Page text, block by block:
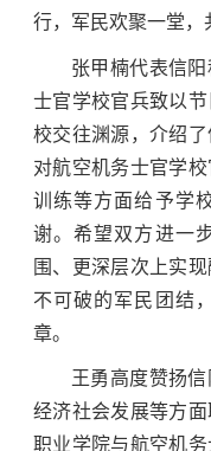
行，军民欢聚一堂，
张甲楠代表信
士官学校官兵致以
校交往渊源，介绍了
对航空机务士官学
训练等方面给予学
谢。希望双方进一
围、更深层次上实
不可破的军民团结
章。
王勇高度赞扬
经济社会发展等方
职业学院与航空机务